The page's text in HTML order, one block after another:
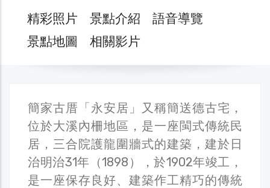
精彩照片 景點介紹
語音導覽
景點地圖
相關影片
簡家古厝「永安居」又稱簡送德古宅，
位於大溪內柵地區，是一座閩式傳統民
居，三合院護龍圍牆式的建築，建於日
治明治31年（1898），於1902年竣工，
是一座保存良好、建築作工精巧的傳統